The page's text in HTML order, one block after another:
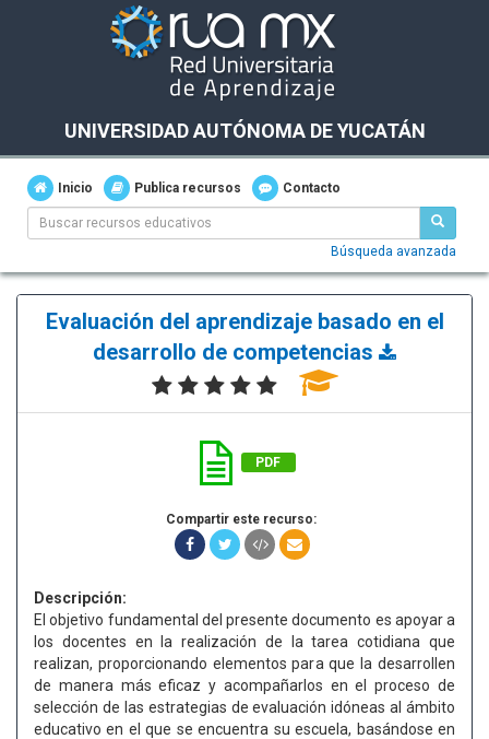
UNIVERSIDAD AUTÓNOMA DE YUCATÁN
Inicio Publica recursos Contacto
Búsqueda avanzada
Evaluación del aprendizaje basado en el
desarrollo de competencias
PDF
Compartir este recurso:
Descripción:
El objetivo fundamental del presente documento es apoyar a
los docentes en la realización de la tarea cotidiana que
realizan, proporcionando elementos para que la desarrollen
de manera más eficaz y acompañarlos en el proceso de
selección de las estrategias de evaluación idóneas al ámbito
educativo en el que se encuentra su escuela, basándose en